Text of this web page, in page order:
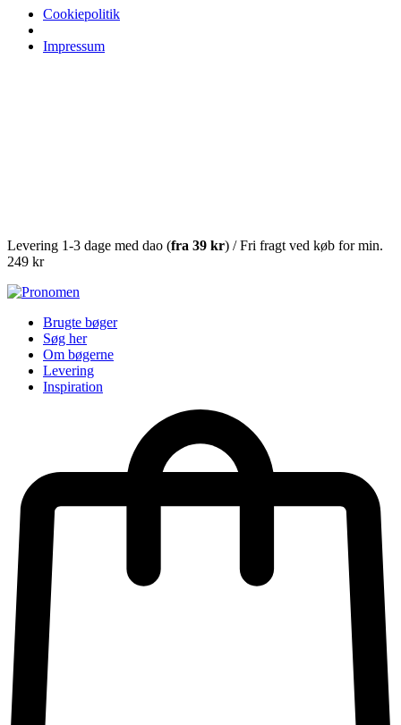
Cookiepolitik
Impressum
Levering 1-3 dage med dao (fra 39 kr) / Fri fragt ved køb for min.
249 kr
Brugte bøger
Søg her
Om bøgerne
Levering
Inspiration